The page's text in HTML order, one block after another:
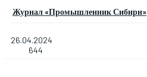
Журнал «Промышленник Сибири»
26.04.2024
644